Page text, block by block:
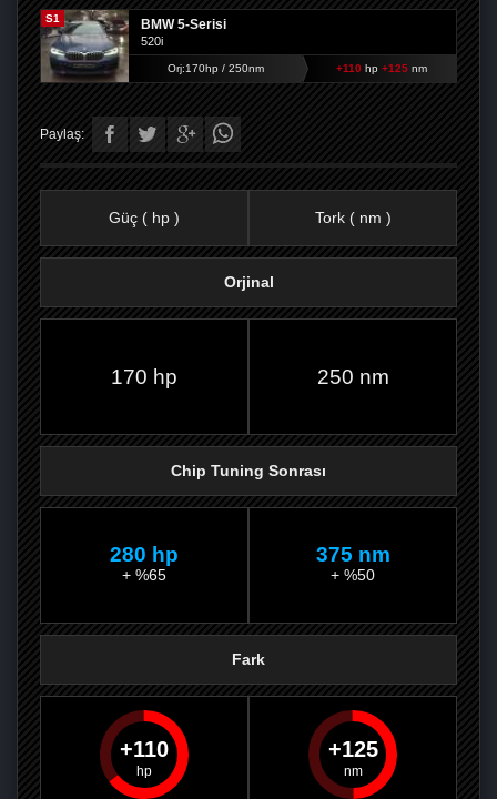
S1 BMW 5-Serisi
520i
Orj:170hp / 250nm +110 hp+125 nm
Paylaş:
PAYLAŞPAYLAŞPLUS'TA
Güç ( hp ) Tork ( nm )
Orjinal
170 hp 250 nm
Chip Tuning Sonrası
280 hp
+ %65
375 nm
+ %50
Fark
110 125